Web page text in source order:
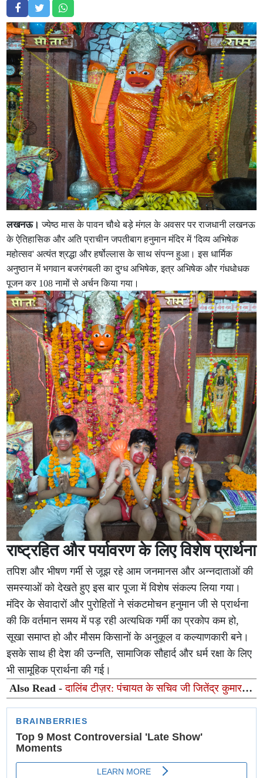
लखनऊ। ज्येष्ठ मास के पावन चौथे बड़े मंगल के अवसर पर राजधानी लखनऊ
के ऐतिहासिक और अति प्राचीन जपतीबाग हनुमान मंदिर में 'दिव्य अभिषेक
महोत्सव' अत्यंत श्रद्धा और हर्षोल्लास के साथ संपन्न हुआ। इस धार्मिक
अनुष्ठान में भगवान बजरंगबली का दुग्ध अभिषेक, इत्र अभिषेक और गंधधोधक
पूजन कर 108 नामों से अर्चन किया गया।
राष्ट्रहित और पर्यावरण के लिए विशेष प्रार्थना
तपिश और भीषण गर्मी से जूझ रहे आम जनमानस और अन्नदाताओं की
समस्याओं को देखते हुए इस बार पूजा में विशेष संकल्प लिया गया।
मंदिर के सेवादारों और पुरोहितों ने संकटमोचन हनुमान जी से प्रार्थना
की कि वर्तमान समय में पड़ रही अत्यधिक गर्मी का प्रकोप कम हो,
सूखा समाप्त हो और मौसम किसानों के अनुकूल व कल्याणकारी बने।
इसके साथ ही देश की उन्नति, सामाजिक सौहार्द और धर्म रक्षा के लिए
भी सामूहिक प्रार्थना की गई।
Also Read -दालिंब टीज़र: पंचायत के सचिव जी जितेंद्र कुमार
का सबसे अलग अवतार 47 सेकेंड की झलक ने बढ़ाया सस्पेंस